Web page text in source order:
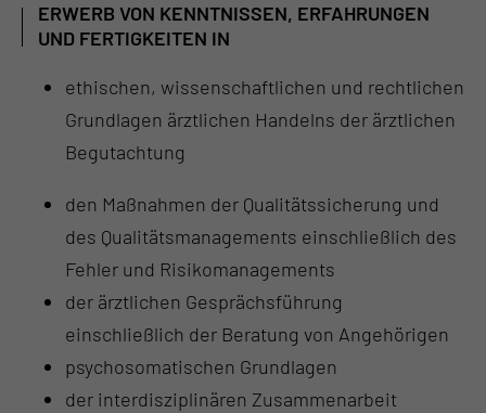
ERWERB VON KENNTNISSEN, ERFAHRUNGEN
UND FERTIGKEITEN IN
ethischen, wissenschaftlichen und rechtlichen
Grundlagen ärztlichen Handelns der ärztlichen
Begutachtung
den Maßnahmen der Qualitätssicherung und
des Qualitätsmanagements einschließlich des
Fehler und Risikomanagements
der ärztlichen Gesprächsführung
einschließlich der Beratung von Angehörigen
psychosomatischen Grundlagen
der interdisziplinären Zusammenarbeit